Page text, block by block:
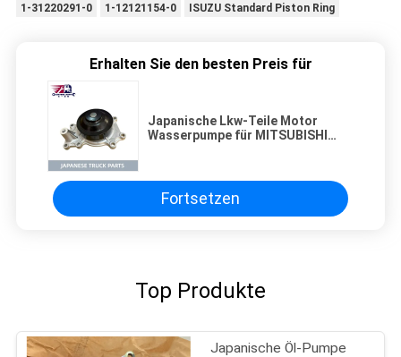
1-31220291-0 1-12121154-0 ISUZU Standard Piston Ring
Erhalten Sie den besten Preis für
Japanische Lkw-Teile Motor
Wasserpumpe für MITSUBISHI
ME995072
Fortsetzen
Top Produkte
Japanische Öl-Pumpe